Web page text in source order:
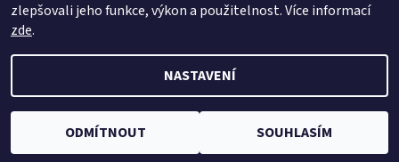
cookies
zlepšovali jeho funkce, výkon a použitelnost. Více informací
zde.
NASTAVENÍ
ODMÍTNOUT SOUHLASÍM